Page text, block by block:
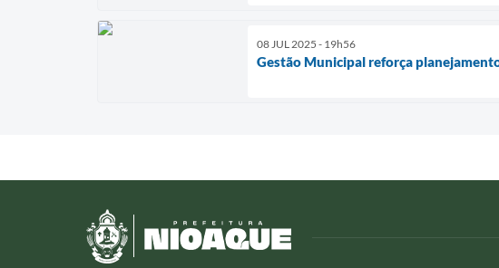
08 JUL 2025 - 19h56
Gestão Municipal reforça